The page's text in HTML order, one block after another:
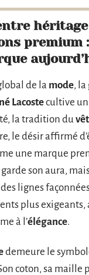
premium
de la mode,
Lacostecultive
la tradition du
le désir affirmé
une marque
garde son aura,
lignes
plus
à l’élégance.
demeure le
coton, sa maille